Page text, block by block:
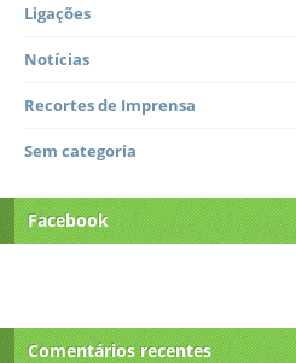
Ligações
Notícias
Recortes de Imprensa
Sem categoria
Facebook
Comentários recentes